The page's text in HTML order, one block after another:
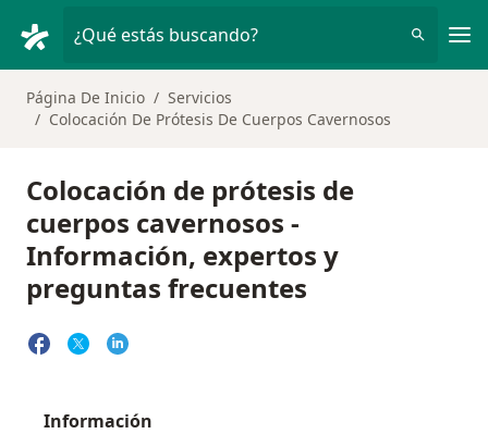
¿Qué estás buscando?
Página De Inicio
Servicios
Colocación De Prótesis De Cuerpos Cavernosos
Colocación de prótesis de
cuerpos cavernosos -
Información, expertos y
preguntas frecuentes
Información